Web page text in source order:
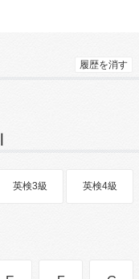
履歴を消す
英検3級 英検4級